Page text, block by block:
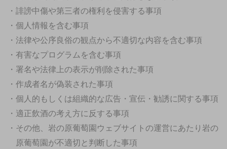
・誹謗中傷や第三者の権利を侵害する事項
・個人情報を含む事項
・法律や公序良俗の観点から不適切な内容を含む事項
・有害なプログラムを含む事項
・署名や法律上の表示が削除された事項
・作成者名が偽装された事項
・個人的もしくは組織的な広告・宣伝・勧誘に関する事項
・適正飲酒の考え方に反する事項
・その他、岩の原葡萄園ウェブサイトの運営にあたり岩の
原葡萄園が不適切と判断した事項